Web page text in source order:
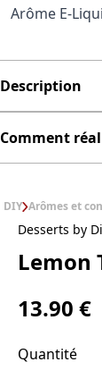
Arôme E-
Description
Comment
DIY Arômes et
Desserts by
Lemon
13.90 €
Quantité